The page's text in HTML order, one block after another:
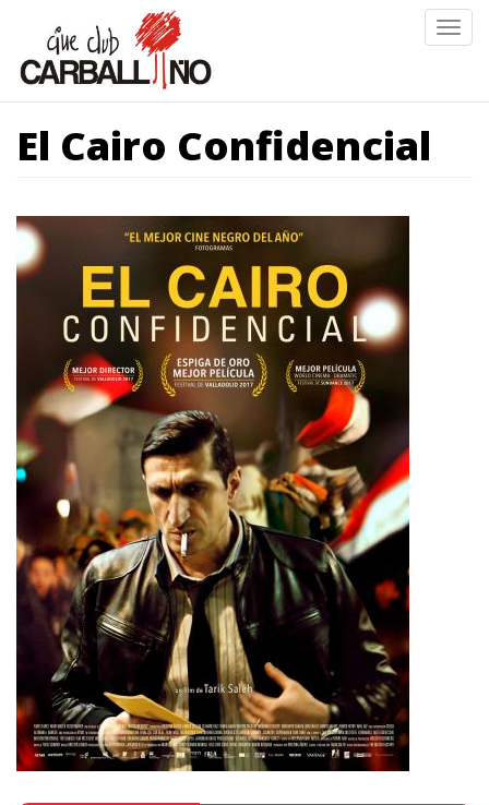
contido
principal
El Cairo Confidencial